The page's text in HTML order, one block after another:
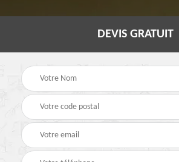
DEVIS GRATUIT